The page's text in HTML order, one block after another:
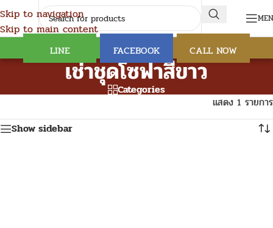
Skip to navigation
Skip to main content
LINE FACEBOOK CALL NOW
เช่าชุดโซฟาสีขาว
Categories
แสดง 1 รายการ
Show sidebar